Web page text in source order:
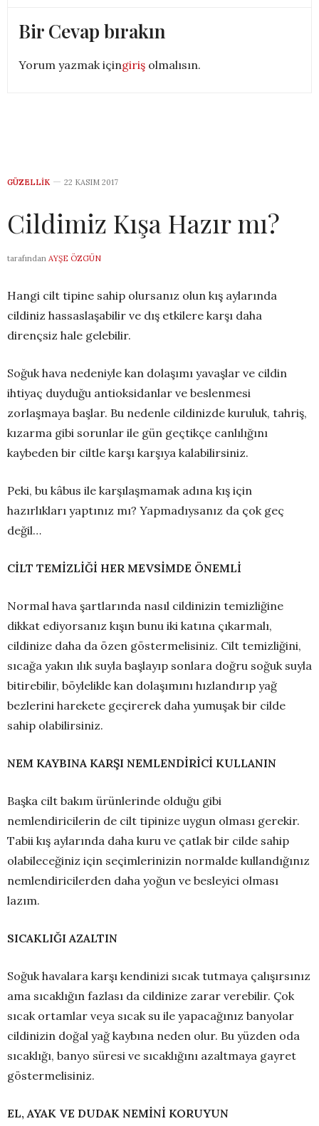
Bir Cevap bırakın
Yorum yazmak içingiriş olmalısın.
GÜZELLIK 22 KASIM 2017
Cildimiz Kışa Hazır mı?
tarafından AYŞE ÖZGÜN
Hangi cilt tipine sahip olursanız olun kış aylarında
cildiniz hassaslaşabilir ve dış etkilere karşı daha
dirençsiz hale gelebilir.
Soğuk hava nedeniyle kan dolaşımı yavaşlar ve cildin
ihtiyaç duyduğu antioksidanlar ve beslenmesi
zorlaşmaya başlar. Bu nedenle cildinizde kuruluk, tahriş,
kızarma gibi sorunlar ile gün geçtikçe canlılığını
kaybeden bir ciltle karşı karşıya kalabilirsiniz.
Peki, bu kâbus ile karşılaşmamak adına kış için
hazırlıkları yaptınız mı? Yapmadıysanız da çok geç
değil…
CİLT TEMİZLİĞİ HER MEVSİMDE ÖNEMLİ
Normal hava şartlarında nasıl cildinizin temizliğine
dikkat ediyorsanız kışın bunu iki katına çıkarmalı,
cildinize daha da özen göstermelisiniz. Cilt temizliğini,
sıcağa yakın ılık suyla başlayıp sonlara doğru soğuk suyla
bitirebilir, böylelikle kan dolaşımını hızlandırıp yağ
bezlerini harekete geçirerek daha yumuşak bir cilde
sahip olabilirsiniz.
NEM KAYBINA KARŞI NEMLENDİRİCİ KULLANIN
Başka cilt bakım ürünlerinde olduğu gibi
nemlendiricilerin de cilt tipinize uygun olması gerekir.
Tabii kış aylarında daha kuru ve çatlak bir cilde sahip
olabileceğiniz için seçimlerinizin normalde kullandığınız
nemlendiricilerden daha yoğun ve besleyici olması
lazım.
SICAKLIĞI AZALTIN
Soğuk havalara karşı kendinizi sıcak tutmaya çalışırsınız
ama sıcaklığın fazlası da cildinize zarar verebilir. Çok
sıcak ortamlar veya sıcak su ile yapacağınız banyolar
cildinizin doğal yağ kaybına neden olur. Bu yüzden oda
sıcaklığı, banyo süresi ve sıcaklığını azaltmaya gayret
göstermelisiniz.
EL, AYAK VE DUDAK NEMİNİ KORUYUN